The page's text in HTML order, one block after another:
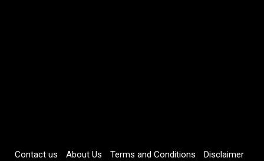
Contact us About Us Terms and Conditions Disclaimer